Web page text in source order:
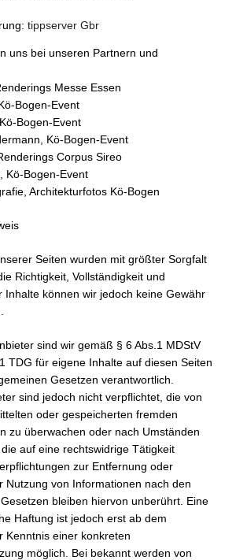
tippserver Gbr
uns bei unseren Partnern und
Messe Essen
Bogen-Event
Bogen-Event
Kö-Bogen-Event
Corpus Sireo
Kö-Bogen-Event
Architekturfotos Kö-Bogen
Seiten wurden mit größter Sorgfalt
Richtigkeit, Vollständigkeit und
Inhalte können wir jedoch keine Gewähr
sind wir gemäß § 6 Abs.1 MDStV
TDG für eigene Inhalte auf diesen Seiten
Gesetzen verantwortlich.
sind jedoch nicht verpflichtet, die von
oder gespeicherten fremden
zu überwachen oder nach Umständen
auf eine rechtswidrige Tätigkeit
zur Entfernung oder
Nutzung von Informationen nach den
bleiben hiervon unberührt. Eine
Haftung ist jedoch erst ab dem
Kenntnis einer konkreten
möglich. Bei bekannt werden von